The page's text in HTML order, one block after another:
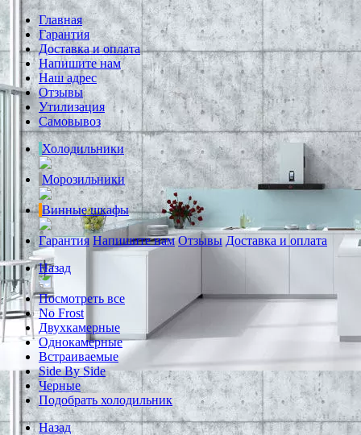
Главная
Гарантия
Доставка и оплата
Напишите нам
Наш адрес
Отзывы
Утилизация
Самовывоз
Холодильники
Морозильники
Винные шкафы
Гарантия Напишите нам Отзывы Доставка и оплата
Назад
Посмотреть все
No Frost
Двухкамерные
Однокамерные
Встраиваемые
Side By Side
Черные
Подобрать холодильник
Назад